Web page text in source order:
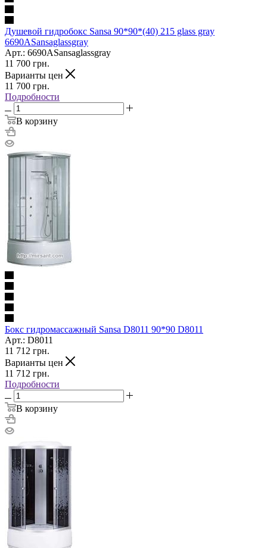
Душевой гидробокс Sansa 90*90*(40) 215 glass gray
6690ASansaglassgray
Арт.: 6690ASansaglassgray
11 700 грн.
Варианты цен
11 700 грн.
Подробности
В корзину
Бокс гидромассажный Sansa D8011 90*90 D8011
Арт.: D8011
11 712 грн.
Варианты цен
11 712 грн.
Подробности
В корзину